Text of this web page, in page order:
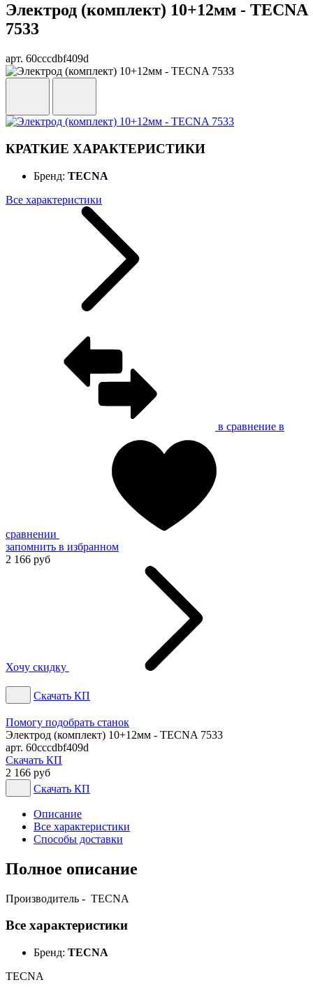
Электрод (комплект) 10+12мм - TECNA
7533
арт. 60cccdbf409d
КРАТКИЕ ХАРАКТЕРИСТИКИ
Бренд: TECNA
Все характеристики
в сравнение в
сравнении
запомнить в избранном
2 166 руб
Хочу скидку
Скачать КП
Помогу подобрать станок
Электрод (комплект) 10+12мм - TECNA 7533
арт. 60cccdbf409d
Скачать КП
2 166 руб
Скачать КП
Описание
Все характеристики
Способы доставки
Полное описание
Производитель - TECNA
Все характеристики
Бренд: TECNA
TECNA